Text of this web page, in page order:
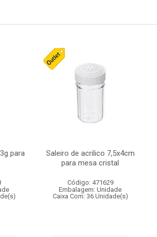
para
Saleiro de acrilico 7,5x4cm
para mesa cristal
Código: 471629
Embalagem: Unidade
Caixa Com: 36 Unidade(s)